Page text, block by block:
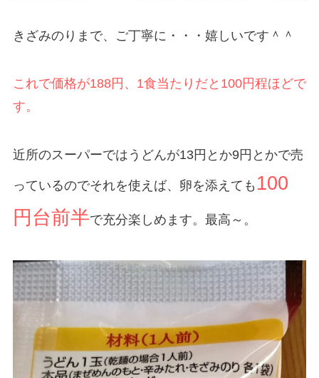
きざみのりまで、ご丁寧に・・・嬉しいです＾＾
これで価格が188円、1食当たりだと100円程ほどで
す。
近所のスーパーではうどんが13円とか9円とかで売
っているのでそれを使えば、卵を添えても 100
円台前半で充分楽しめます。最高～。